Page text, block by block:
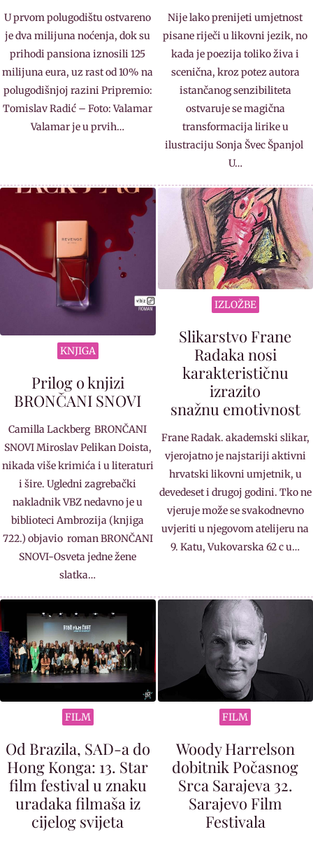
U prvom polugodištu ostvareno
je dva milijuna noćenja, dok su
prihodi pansiona iznosili 125
milijuna eura, uz rast od 10% na
polugodišnjoj razini Pripremio:
Tomislav Radić – Foto: Valamar
Valamar je u prvih…
Nije lako prenijeti umjetnost
pisane riječi u likovni jezik, no
kada je poezija toliko živa i
scenična, kroz potez autora
istančanog senzibiliteta
ostvaruje se magična
transformacija lirike u
ilustraciju Sonja Švec Španjol
U…
KNJIGA
Prilog o knjizi
BRONČANI SNOVI
Camilla Lackberg BRONČANI
SNOVI Miroslav Pelikan Doista,
nikada više krimića i u literaturi
i šire. Ugledni zagrebački
nakladnik VBZ nedavno je u
biblioteci Ambrozija (knjiga
722.) objavio roman BRONČANI
SNOVI-Osveta jedne žene
slatka…
IZLOŽBE
Slikarstvo Frane
Radaka nosi
karakterističnu
izrazito
snažnu emotivnost
Frane Radak. akademski slikar,
vjerojatno je najstariji aktivni
hrvatski likovni umjetnik, u
devedeset i drugoj godini. Tko ne
vjeruje može se svakodnevno
uvjeriti u njegovom atelijeru na
9. Katu, Vukovarska 62 c u…
FILM
Od Brazila, SAD-a do
Hong Konga: 13. Star
film festival u znaku
uradaka filmaša iz
cijelog svijeta
FILM
Woody Harrelson
dobitnik Počasnog
Srca Sarajeva 32.
Sarajevo Film
Festivala